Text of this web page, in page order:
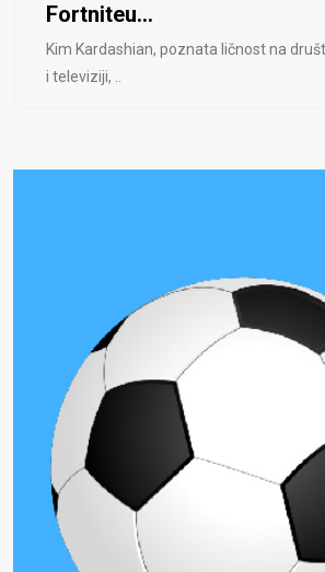
Fortniteu...
Kim Kardashian, poznata ličnost na
i televiziji, ..